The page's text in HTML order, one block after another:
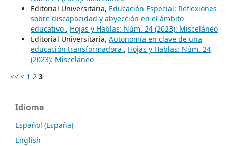
Editorial Universitaria, Educación Especial: Reflexiones
sobre discapacidad y abyección en el ámbito
educativo , Hojas y Hablas: Núm. 24 (2023): Misceláneo
Editorial Universitaria, Autonomía en clave de una
educación transformadora , Hojas y Hablas: Núm. 24
(2023): Misceláneo
<< < 1 2 3
Idioma
Español (España)
English